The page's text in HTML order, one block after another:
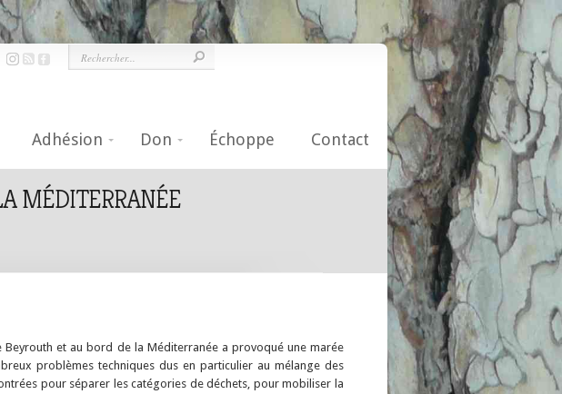
Contact
Échoppe
Don
Adhésion
MÉDITERRANÉE
et au bord de la Méditerranée a provoqué une marée
problèmes techniques dus en particulier au mélange des
pour séparer les catégories de déchets, pour mobiliser la